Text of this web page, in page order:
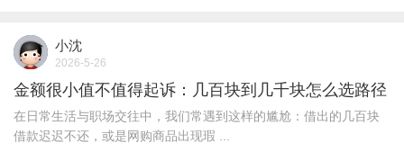
小沈
2026-5-26
金额很小值不值得起诉：几百块到几千块怎么选路径
在日常生活与职场交往中，我们常遇到这样的尴尬：借出的几百块
借款迟迟不还，或是网购商品出现瑕 ...